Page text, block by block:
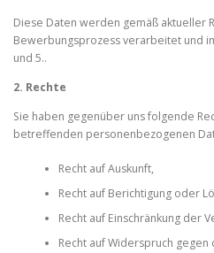
Diese Daten werden gemäß aktueller
Bewerbungsprozess verarbeitet und
und 5..
2. Rechte
Sie haben gegenüber uns folgende
betreffenden personenbezogenen
Recht auf Auskunft,
Recht auf Berichtigung oder
Recht auf Einschränkung der
Recht auf Widerspruch